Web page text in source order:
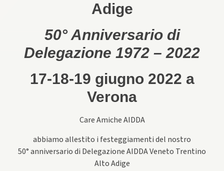
Adige
50° Anniversario di
Delegazione 1972 – 2022
17-18-19 giugno 2022 a
Verona
Care Amiche AIDDA
abbiamo allestito i festeggiamenti del nostro
50° anniversario di Delegazione AIDDA Veneto Trentino
Alto Adige